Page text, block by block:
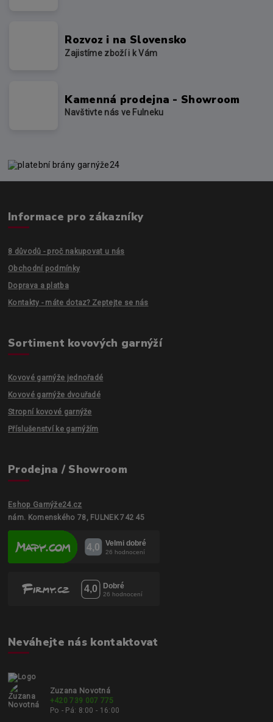
Rozvoz i na Slovensko
Zajistíme zboží i k Vám
Kamenná prodejna - Showroom
Navštivte nás ve Fulneku
Informace pro zákazníky
8 důvodů - proč nakupovat u nás
Obchodní podmínky
Doprava a platba
Kontakty - máte dotaz? Zeptejte se nás
Sortiment kovových garnýží
Kovové garnýže jednořadé
Kovové garnýže dvouřadé
Stropní kovové garnýže
Příslušenství ke garnýžím
Prodejna / Showroom
Eshop Garnýže24.cz
nám. Komenského 78, FULNEK 742 45
Neváhejte nás kontaktovat
Zuzana Novotná
+420 739 007 775
Po - Pá: 8:00 - 16:00